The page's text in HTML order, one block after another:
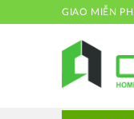
GIAO MIỄN